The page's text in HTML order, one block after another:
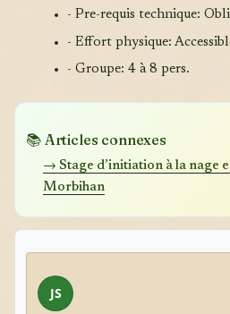
- Pre-requis technique:
- Effort physique:
- Groupe: 4 à 8 pers.
📚 Articles connexes
→ Stage d’initiation à la nage
Morbihan
JS